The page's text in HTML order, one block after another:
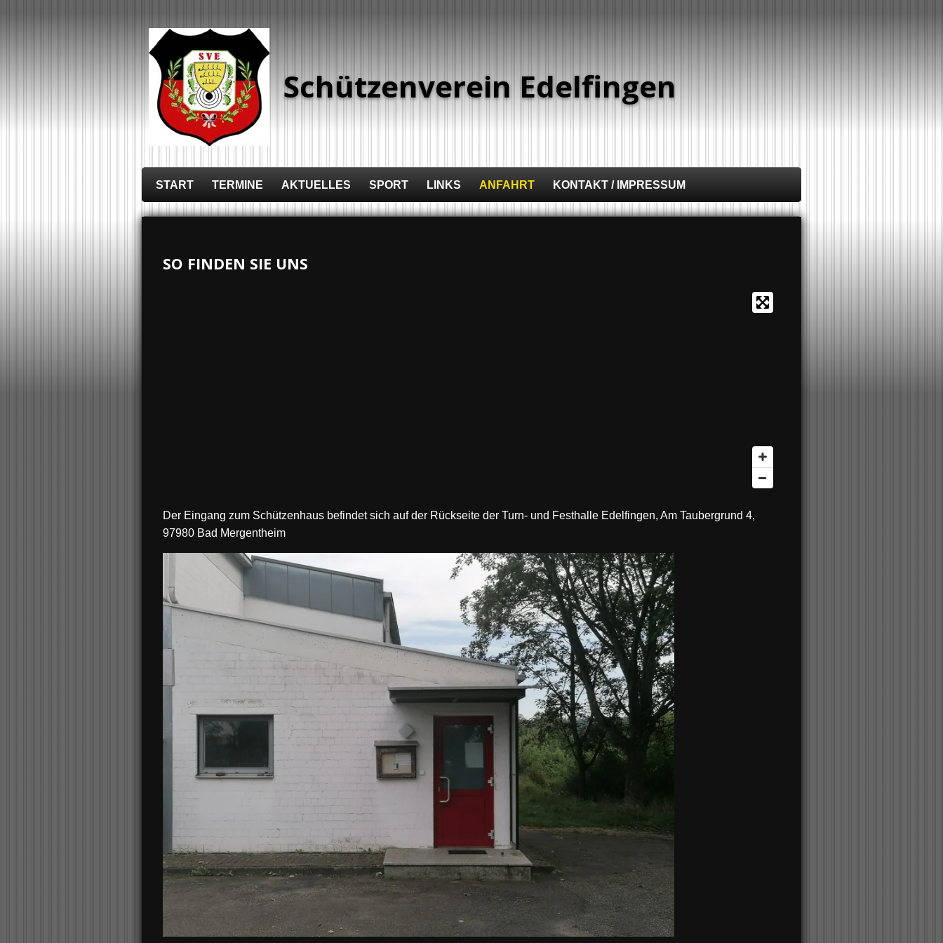
Schützenverein Edelfingen
START TERMINE AKTUELLES SPORT LINKS ANFAHRT KONTAKT / IMPRESSUM
SO FINDEN SIE UNS
Der Eingang zum Schützenhaus befindet sich auf der Rückseite der Turn- und Festhalle Edelfingen, Am Taubergrund 4,
97980 Bad Mergentheim